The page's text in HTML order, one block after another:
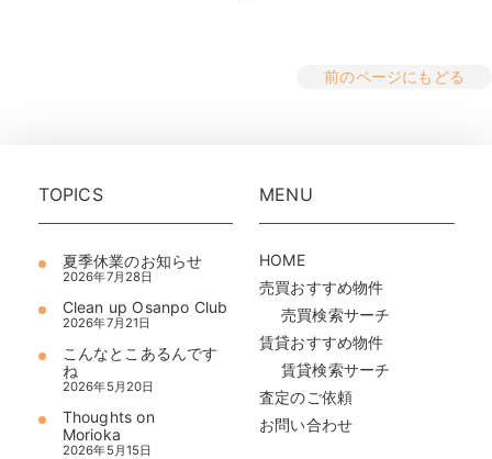
前のページにもどる
TOPICS
夏季休業のお知らせ
2026年7月28日
Clean up Osanpo Club
2026年7月21日
こんなとこあるんです
ね
2026年5月20日
Thoughts on
Morioka
2026年5月15日
MENU
HOME
売買おすすめ物件
売買検索サーチ
賃貸おすすめ物件
賃貸検索サーチ
査定のご依頼
お問い合わせ